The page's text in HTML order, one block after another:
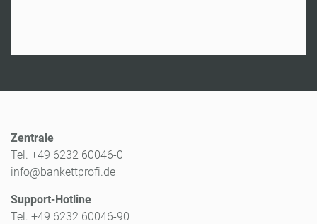
Zentrale
Tel. +49 6232 60046-0
info@bankettprofi.de
Support-Hotline
Tel. +49 6232 60046-90